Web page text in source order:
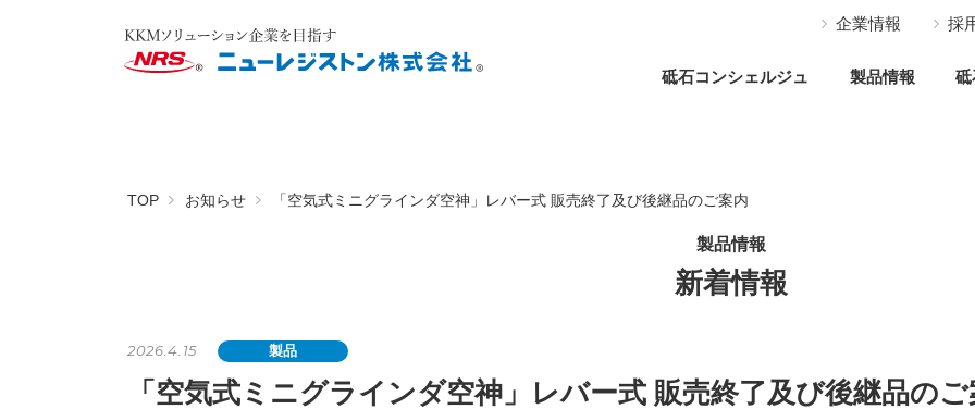
企業情報 採
砥石コンシェルジュ 製品情報 砥
TOP お知らせ 「空気式ミニグラインダ空神」レバー式 販売終了及び後継品のご案内
製品情報
新着情報
2026.4.15 製品
「空気式ミニグラインダ空神」レバー式 販売終了及び後継品のご